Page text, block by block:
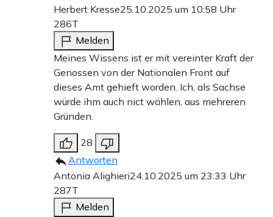
Herbert Kresse25.10.2025 um 10:58 Uhr
286T
Melden
Meines Wissens ist er mit vereinter Kraft der
Genossen von der Nationalen Front auf
dieses Amt gehieft worden. Ich, als Sachse
würde ihm auch nict wählen, aus mehreren
Gründen.
28
Antworten
Antonia Alighieri24.10.2025 um 23:33 Uhr
287T
Melden